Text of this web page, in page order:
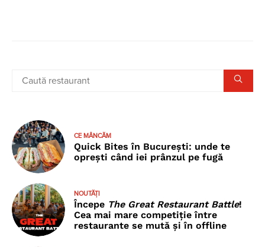
CE MÂNCĂM
Quick Bites în București: unde te
oprești când iei prânzul pe fugă
NOUTĂȚI
Începe The Great Restaurant Battle!
Cea mai mare competiție între
restaurante se mută și în offline